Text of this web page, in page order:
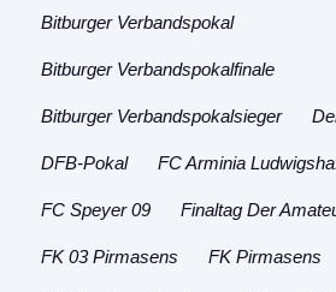
Bitburger Verbandspokal
Bitburger Verbandspokalfinale
Bitburger Verbandspokalsieger
DFB-Pokal FC Arminia
FC Speyer 09 Finaltag Der
FK 03 Pirmasens FK Pirmasens